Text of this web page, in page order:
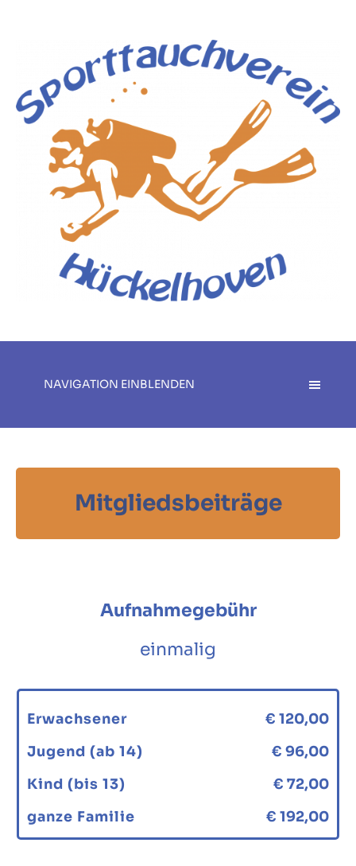
NAVIGATION EINBLENDEN
Mitgliedsbeiträge
Aufnahmegebühr
einmalig
Erwachsener
€ 120,00
Jugend (ab 14)
€ 96,00
Kind (bis 13)
€ 72,00
ganze Familie
€ 192,00